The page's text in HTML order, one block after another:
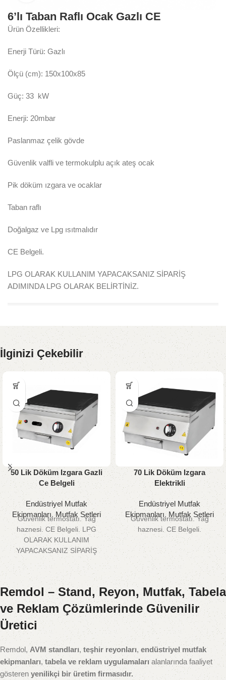
6’lı Taban Raflı Ocak Gazlı CE
Ürün Özellikleri:
Enerji Türü: Gazlı
Ölçü (cm): 150x100x85
Güç: 33 kW
Enerji: 20mbar
Paslanmaz çelik gövde
Güvenlik valfli ve termokulplu açık ateş ocak
Pik döküm ızgara ve ocaklar
Taban raflı
Doğalgaz ve Lpg ısıtmalıdır
CE Belgeli.
LPG OLARAK KULLANIM YAPACAKSANIZ SİPARİŞ
ADIMINDA LPG OLARAK BELİRTİNİZ.
İlginizi Çekebilir
50 Lik Döküm Izgara Gazli
Ce Belgeli
Endüstriyel Mutfak
Ekipmanları,Mutfak Setleri
Güvenlik termostatı. Yağ
haznesi. CE Belgeli. LPG
OLARAK KULLANIM
YAPACAKSANIZ SİPARİŞ
ADIMINDA LPG OLARAK
BELİRTİNİZ.
70 Lik Döküm Izgara
Elektrikli
Endüstriyel Mutfak
Ekipmanları, Mutfak Setleri
Güvenlik termostatı. Yağ
haznesi. CE Belgeli.
Remdol – Stand, Reyon, Mutfak, Tabela
ve Reklam Çözümlerinde Güvenilir
Üretici
Remdol,AVM standları,teşhir reyonları, endüstriyel mutfak
ekipmanları,tabela ve reklam uygulamalarıalanlarında faaliyet
gösteren yenilikçi bir üretim firmasıdır.